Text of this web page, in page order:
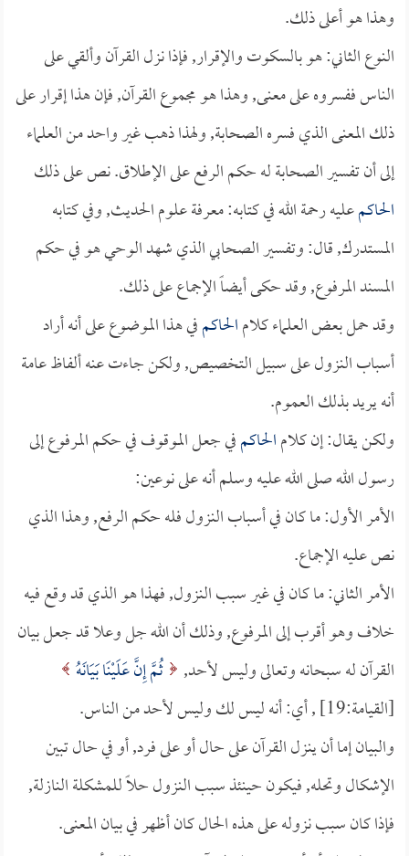
وهذا هو أعلى ذلك.
النوع الثاني: هو بالسكوت والإقرار, فإذا نزل القرآن وألقي على
الناس ففسروه على معنى, وهذا هو مجموع القرآن, فإن هذا إقرار على
ذلك المعنى الذي فسره الصحابة, ولهذا ذهب غير واحد من العلماء
إلى أن تفسير الصحابة له حكم الرفع على الإطلاق. نص على ذلك
الحاكمعليه رحمة الله في كتابه: معرفة علوم الحديث, وفي كتابه
المستدرك, قال: وتفسير الصحابي الذي شهد الوحي هو في حكم
المسند المرفوع, وقد حكى أيضاً الإجماع على ذلك.
وقد حمل بعض العلماء كلامالحاكمفي هذا الموضوع على أنه أراد
أسباب النزول على سبيل التخصيص, ولكن جاءت عنه ألفاظ عامة
أنه يريد بذلك العموم.
ولكن يقال: إن كلامالحاكمفي جعل الموقوف في حكم المرفوع إلى
رسول الله صلى الله عليه وسلم أنه على نوعين:
الأمر الأول: ما كان في أسباب النزول فله حكم الرفع, وهذا الذي
نص عليه الإجماع.
الأمر الثاني: ما كان في غير سبب النزول, فهذا هو الذي قد وقع فيه
خلاف وهو أقرب إلى المرفوع, وذلك أن الله جل وعلا قد جعل بيان
القرآن له سبحانه وتعالى وليس لأحد, ثُمَّ إِنَّ عَلَيْنَا بَيَانَهُ
[القيامة:19] , أي: أنه ليس لك وليس لأحد من الناس.
والبيان إما أن ينزل القرآن على حال أو على فرد, أو في حال تبين
الإشكال وتحله, فيكون حينئذ سبب النزول حلاً للمشكلة النازلة,
فإذا كان سبب نزوله على هذه الحال كان أظهر في بيان المعنى.